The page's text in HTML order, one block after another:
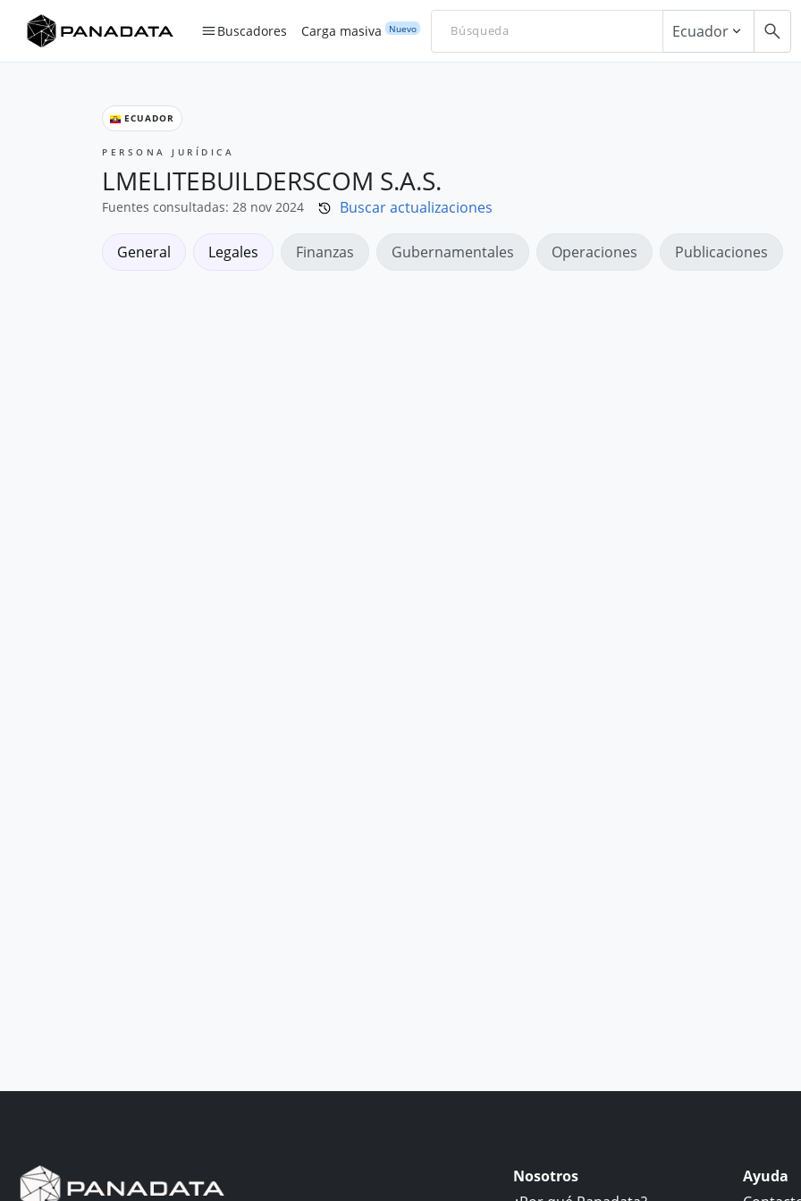
Buscadores Carga masiva Nuevo Ecuador
ECUADOR
PERSONA JURÍDICA
LMELITEBUILDERSCOM S.A.S.
Fuentes consultadas: 28 nov 2024 Buscar actualizaciones
General Legales Finanzas Gubernamentales Operaciones Publicaciones
Nosotros
Ayuda